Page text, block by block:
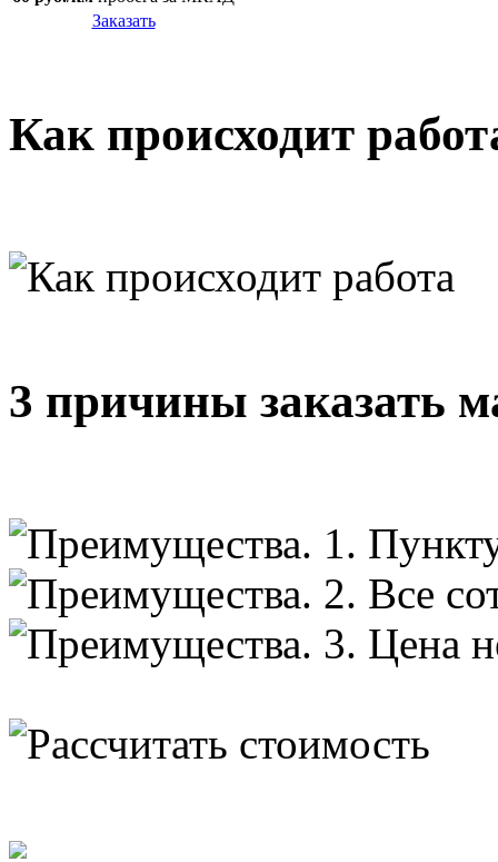
Заказать
Как происходит
3 причины заказать